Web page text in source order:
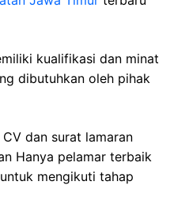
kualifikasi dan minat
dibutuhkan oleh pihak
dan surat lamaran
Hanya pelamar terbaik
mengikuti tahap